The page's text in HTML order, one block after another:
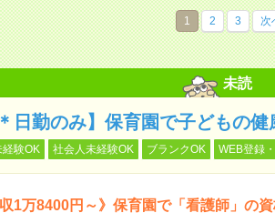
1 2 3 次
未読
日勤のみ】保育園で子どもの
験OK 社会人未経験OK ブランクOK WEB登録
収1万8400円～》保育園で「看護師」の